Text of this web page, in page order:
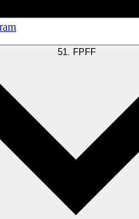
51. FPFF